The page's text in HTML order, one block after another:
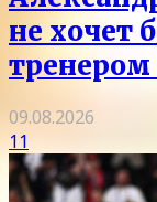
не хочет
тренером
09.08.2026
11